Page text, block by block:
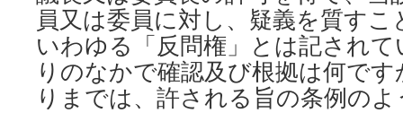
員又は委員に対し、疑義を質す
いわゆる「反問権」とは記され
りのなかで確認及び根拠は何で
りまでは、許される旨の条例の